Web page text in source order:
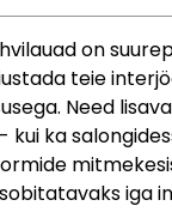
on
teie
Need
kui ka
iga